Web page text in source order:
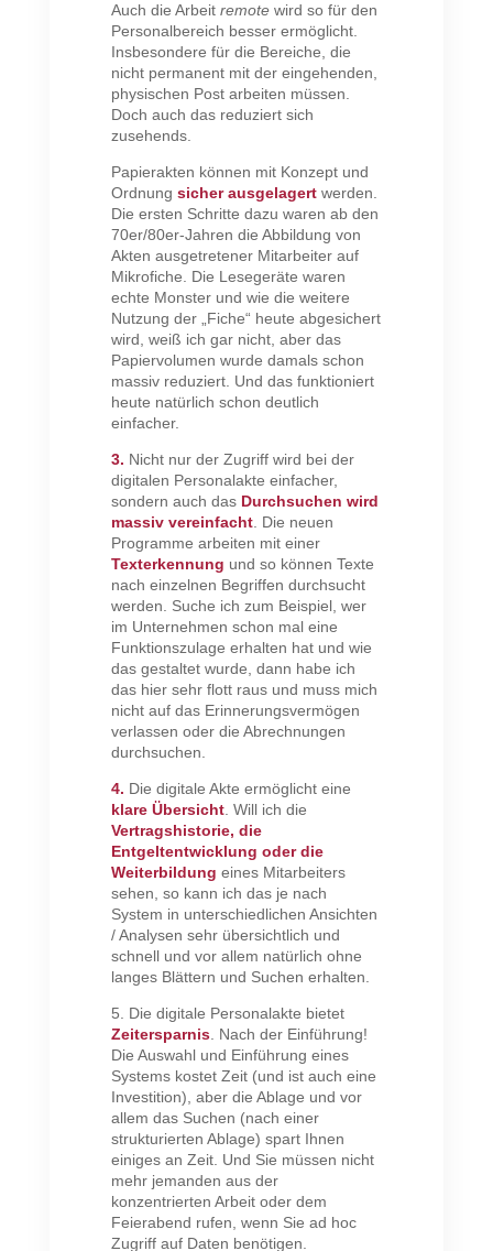
Auch die Arbeit remotewird so für den
Personalbereich besser ermöglicht.
Insbesondere für die Bereiche, die
nicht permanent mit der eingehenden,
physischen Post arbeiten müssen.
Doch auch das reduziert sich
zusehends.
Papierakten können mit Konzept und
Ordnung sicher ausgelagert werden.
Die ersten Schritte dazu waren ab den
70er/80er-Jahren die Abbildung von
Akten ausgetretener Mitarbeiter auf
Mikrofiche. Die Lesegeräte waren
echte Monster und wie die weitere
Nutzung der „Fiche“ heute abgesichert
wird, weiß ich gar nicht, aber das
Papiervolumen wurde damals schon
massiv reduziert. Und das funktioniert
heute natürlich schon deutlich
einfacher.
3. Nicht nur der Zugriff wird bei der
digitalen Personalakte einfacher,
sondern auch dasDurchsuchen wird
massiv vereinfacht. Die neuen
Programme arbeiten mit einer
Texterkennung und so können Texte
nach einzelnen Begriffen durchsucht
werden. Suche ich zum Beispiel, wer
im Unternehmen schon mal eine
Funktionszulage erhalten hat und wie
das gestaltet wurde, dann habe ich
das hier sehr flott raus und muss mich
nicht auf das Erinnerungsvermögen
verlassen oder die Abrechnungen
durchsuchen.
4. Die digitale Akte ermöglicht eine
klare Übersicht. Will ich die
Vertragshistorie, die
Entgeltentwicklung oder die
Weiterbildung eines Mitarbeiters
sehen, so kann ich das je nach
System in unterschiedlichen Ansichten
/ Analysen sehr übersichtlich und
schnell und vor allem natürlich ohne
langes Blättern und Suchen erhalten.
5. Die digitale Personalakte bietet
Zeitersparnis. Nach der Einführung!
Die Auswahl und Einführung eines
Systems kostet Zeit (und ist auch eine
Investition), aber die Ablage und vor
allem das Suchen (nach einer
strukturierten Ablage) spart Ihnen
einiges an Zeit. Und Sie müssen nicht
mehr jemanden aus der
konzentrierten Arbeit oder dem
Feierabend rufen, wenn Sie ad hoc
Zugriff auf Daten benötigen.